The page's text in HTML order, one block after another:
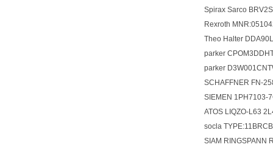
Spirax Sarco
Rexroth
Theo Halter
parker
parker
SCHAFFNER FN-
SIEMEN 1PH7103-
ATOS LIQZO-L63
socla
SIAM RINGSPANN